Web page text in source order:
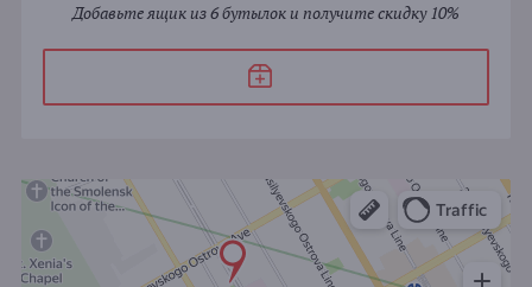
Добавьте ящик из 6 бутылок и получите скидку 10%